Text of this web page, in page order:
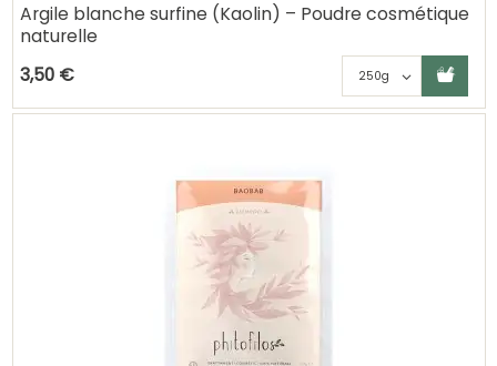
Argile blanche surfine (Kaolin) – Poudre cosmétique
naturelle
3,50 €
Ajouter au panier